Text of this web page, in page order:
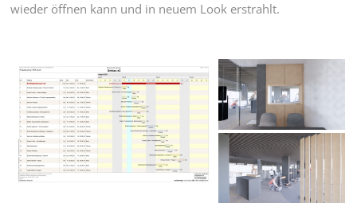
wieder öffnen kann und in neuem Look erstrahlt.